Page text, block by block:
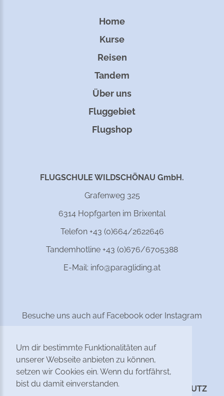
Um dir bestimmte Funktionalitäten auf
unserer Webseite anbieten zu können,
setzen wir Cookies ein. Wenn du fortfährst,
bist du damit einverstanden.
Home
Kurse
Reisen
Tandem
Über uns
Fluggebiet
Flugshop
FLUGSCHULE WILDSCHÖNAU GmbH.
Grafenweg 325
6314 Hopfgarten im Brixental
Telefon +43 (0)664/2622646
Tandemhotline +43 (0)676/6705388
E-Mail: info@paragliding.at
Besuche uns auch auf Facebook oder Instagram
KONTAKT AGB IMPRESSUM DATENSCHUTZ